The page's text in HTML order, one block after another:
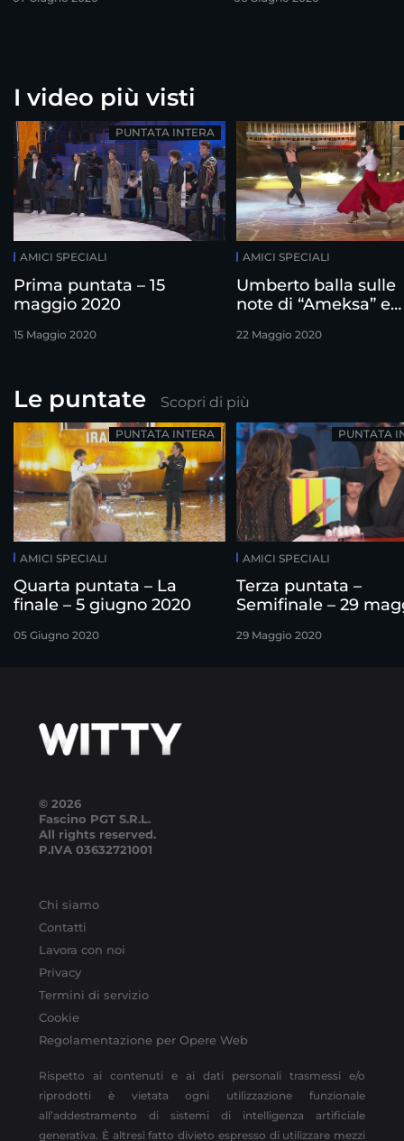
I video più visti
AMICI SPECIALI
Prima puntata – 15
maggio 2020
15 Maggio 2020
PUNTATA INTERA
AMICI SPECIALI
Umberto balla sulle
note di “Ameksa” e
22 Maggio 2020
Le puntate Scopri di più
AMICI SPECIALI
Quarta puntata – La
finale – 5 giugno 2020
05 Giugno 2020
PUNTATA INTERA
AMICI SPECIALI
Terza puntata –
Semifinale – 29
29 Maggio 2020
PUNTATA
© 2026
Fascino PGT S.R.L.
All rights reserved.
P.IVA 03632721001
Chi siamo
Contatti
Lavora con noi
Privacy
Termini di servizio
Cookie
Regolamentazione per Opere Web
Rispetto ai contenuti e ai dati personali trasmessi e/o
riprodotti è vietata ogni utilizzazione funzionale
all’addestramento di sistemi di intelligenza artificiale
generativa. È altresì fatto divieto espresso di utilizzare mezzi